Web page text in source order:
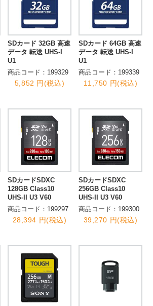
SDカード 32GB 高速
データ 転送 UHS-I
U1
商品コード：199329
5,852 円(税込)
SDカード 64GB 高速
データ 転送 UHS-I
U1
商品コード：199339
11,750 円(税込)
SDカードSDXC
128GB Class10
UHS-II U3 V60
商品コード：199297
28,394 円(税込)
SDカードSDXC
256GB Class10
UHS-II U3 V60
商品コード：199300
39,270 円(税込)